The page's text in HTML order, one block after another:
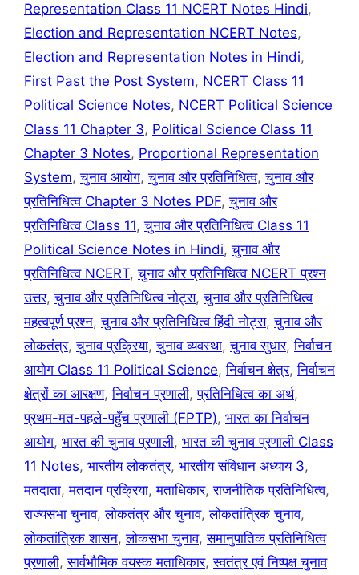
Representation Class 11 NCERT Notes Hindi,
Election and Representation NCERT Notes,
Election and Representation Notes in Hindi,
First Past the Post System, NCERT Class 11
Political Science Notes, NCERT Political Science
Class 11 Chapter 3, Political Science Class 11
Chapter 3 Notes, Proportional Representation
System,चुनाव आयोग,चुनाव और प्रतिनिधित्व,चुनाव और
प्रतिनिधित्व Chapter 3 Notes PDF,चुनाव और
प्रतिनिधित्व Class 11,चुनाव और प्रतिनिधित्व Class 11
Political Science Notes in Hindi,चुनाव और
प्रतिनिधित्व NCERT,चुनाव और प्रतिनिधित्व NCERT प्रश्न
उत्तर,चुनाव और प्रतिनिधित्व नोट्स,चुनाव और प्रतिनिधित्व
महत्वपूर्ण प्रश्न,चुनाव और प्रतिनिधित्व हिंदी नोट्स,चुनाव और
लोकतंत्र,चुनाव प्रक्रिया,चुनाव व्यवस्था,चुनाव सुधार,निर्वाचन
आयोग Class 11 Political Science,निर्वाचन क्षेत्र,निर्वाचन
क्षेत्रों का आरक्षण,निर्वाचन प्रणाली,प्रतिनिधित्व का अर्थ,
प्रथम-मत-पहले-पहुँच प्रणाली (FPTP), भारत का निर्वाचन
आयोग, भारत की चुनाव प्रणाली, भारत की चुनाव प्रणाली Class
11 Notes, भारतीय लोकतंत्र, भारतीय संविधान अध्याय 3,
मतदाता,मतदान प्रक्रिया,मताधिकार,राजनीतिक प्रतिनिधित्व,
राज्यसभा चुनाव,लोकतंत्र और चुनाव,लोकतांत्रिक चुनाव,
लोकतांत्रिक शासन,लोकसभा चुनाव,समानुपातिक प्रतिनिधित्व
प्रणाली,सार्वभौमिक वयस्क मताधिकार,स्वतंत्र एवं निष्पक्ष चुनाव